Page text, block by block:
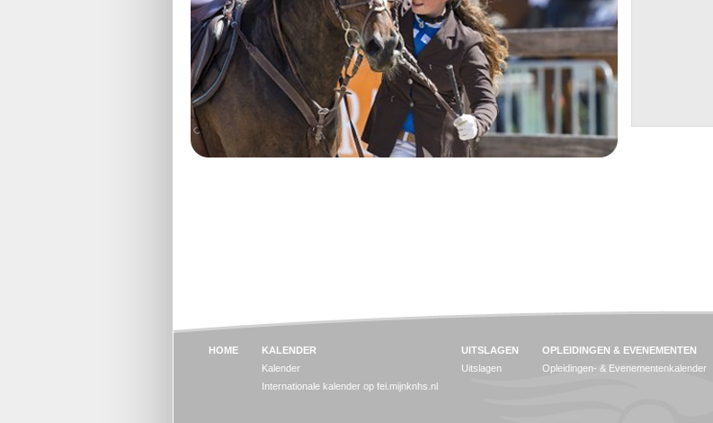
HOME
KALENDER
Kalender
Internationale kalender op fei.mijnknhs.nl
UITSLAGEN
Uitslagen
OPLEIDINGEN & EVENEMENTEN
Opleidingen- & Evenementenkalender